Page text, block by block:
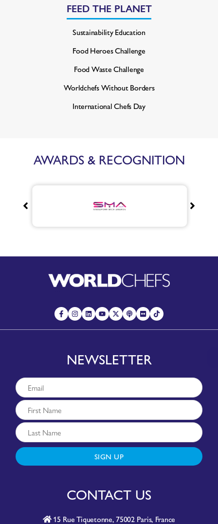
FEED THE PLANET
Sustainability Education
Food Heroes Challenge
Food Waste Challenge
Worldchefs Without Borders
International Chefs Day
AWARDS & RECOGNITION
NEWSLETTER
SIGN UP
CONTACT US
15 Rue Tiquetonne, 75002 Paris, France